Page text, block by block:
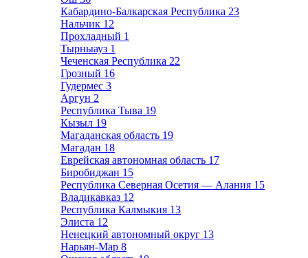
Кабардино-Балкарская Республика 23
Нальчик 12
Прохладный 1
Тырныауз 1
Чеченская Республика 22
Грозный 16
Гудермес 3
Аргун 2
Республика Тыва 19
Кызыл 19
Магаданская область 19
Магадан 18
Еврейская автономная область 17
Биробиджан 15
Республика Северная Осетия — Алания 15
Владикавказ 12
Республика Калмыкия 13
Элиста 12
Ненецкий автономный округ 13
Нарьян-Мар 8